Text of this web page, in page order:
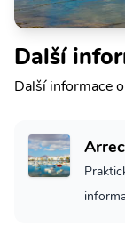
Další
Další informace